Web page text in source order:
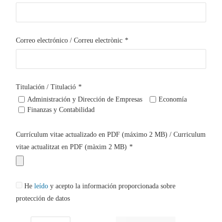
Correo electrónico / Correu electrònic *
Titulación / Titulació *
Administración y Dirección de Empresas
Economía
Finanzas y Contabilidad
Currículum vitae actualizado en PDF (máximo 2 MB) / Curriculum
vitae actualitzat en PDF (màxim 2 MB) *
He leído y acepto la información proporcionada sobre
protección de datos